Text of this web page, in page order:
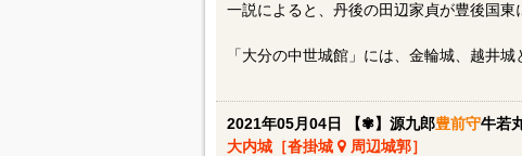
一説によると、丹後の田辺家貞が豊後国東
「大分の中世城館」には、金輪城、越井城
2021年05月04日 【✾】源九郎豊前守牛若
大内城［沓掛城
周辺城郭］